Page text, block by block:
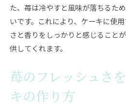
苺の甘酸っぱさが決め手愛
キ
苺の甘酸っぱさを活か
苺ケーキに使われる愛知
特別な日のための苺ケ
愛知県の旬の苺を使っ
苺の旬を味わうための絶
た、苺は冷やすと風味が落ちるた
いです。これにより、ケーキに使
さと香りをしっかりと感じること
供してくれます。
苺のフレッシュさ
キの作り方